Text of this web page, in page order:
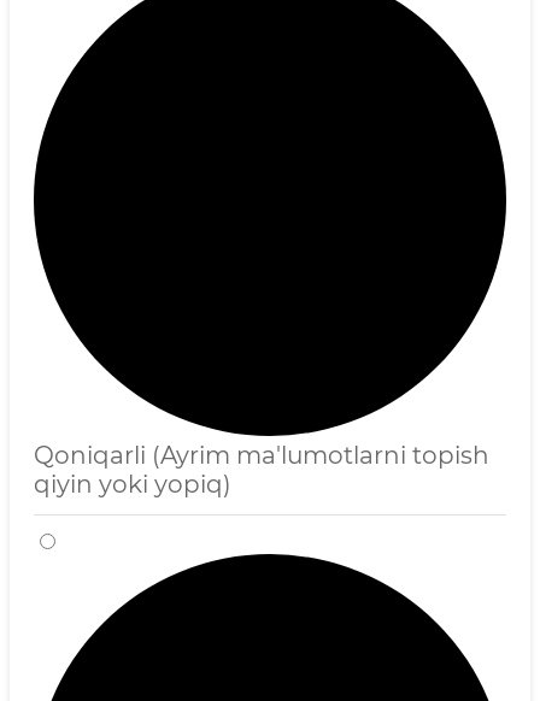
Qoniqarli (Ayrim ma'lumotlarni topish
qiyin yoki yopiq)